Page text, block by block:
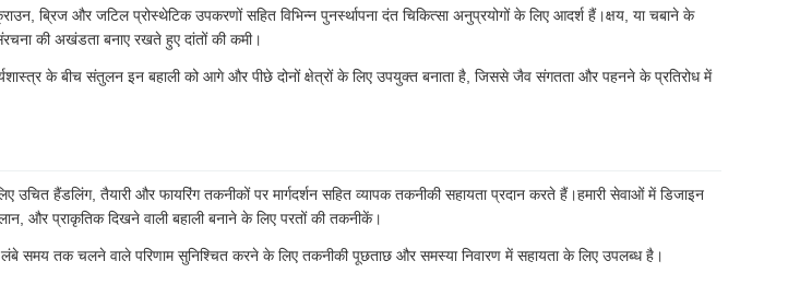
ब्रिज और जटिल प्रोस्थेटिक उपकरणों सहित विभिन्न पुनर्स्थापना दंत चिकित्सा अनुप्रयोगों के लिए आदर्श हैं।क्षय, या चबाने के
की अखंडता बनाए रखते हुए दांतों की कमी।
के बीच संतुलन इन बहाली को आगे और पीछे दोनों क्षेत्रों के लिए उपयुक्त बनाता है, जिससे जैव संगतता और पहनने के प्रतिरोध में
उचित हैंडलिंग, तैयारी और फायरिंग तकनीकों पर मार्गदर्शन सहित व्यापक तकनीकी सहायता प्रदान करते हैं।हमारी सेवाओं में डिजाइन
और प्राकृतिक दिखने वाली बहाली बनाने के लिए परतों की तकनीकें।
लंबे समय तक चलने वाले परिणाम सुनिश्चित करने के लिए तकनीकी पूछताछ और समस्या निवारण में सहायता के लिए उपलब्ध है।